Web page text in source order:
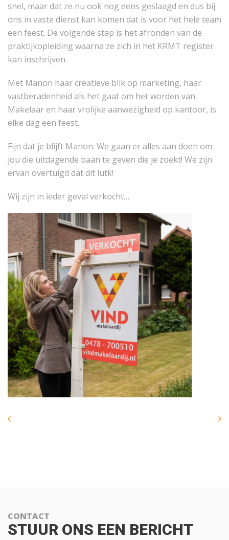
snel, maar dat ze nu ook nog eens geslaagd en dus bij
ons in vaste dienst kan komen dat is voor het hele team
een feest. De volgende stap is het afronden van de
praktijkopleiding waarna ze zich in het KRMT register
kan inschrijven.
Met Manon haar creatieve blik op marketing, haar
vastberadenheid als het gaat om het worden van
Makelaar en haar vrolijke aanwezigheid op kantoor, is
elke dag een feest.
Fijn dat je blijft Manon. We gaan er alles aan doen om
jou die uitdagende baan te geven die je zoekt! We zijn
ervan overtuigd dat dit lutk!
Wij zijn in ieder geval verkocht…
CONTACT
STUUR ONS EEN BERICHT